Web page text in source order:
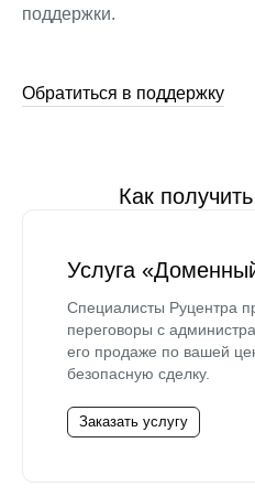
поддержки.
Обратиться в поддержку
Как
Услуга
Специалисты Руцентра
переговоры с
его продаже по вашей
безопасную сделку.
Заказать услугу